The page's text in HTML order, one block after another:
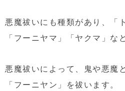
悪魔祓いにも種類があり、「
「フーニヤマ」「ヤクマ」な
悪魔祓いによって、鬼や悪魔
「フーニヤン」を祓います。